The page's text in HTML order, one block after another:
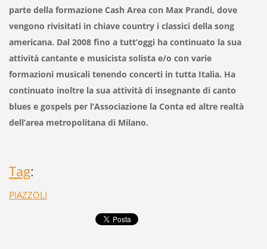
parte della formazione Cash Area con Max Prandi, dove
vengono rivisitati in chiave country i classici della song
americana. Dal 2008 fino a tutt’oggi ha continuato la sua
attività cantante e musicista solista e/o con varie
formazioni musicali tenendo concerti in tutta Italia. Ha
continuato inoltre la sua attività di insegnante di canto
blues e gospels per l’Associazione la Conta ed altre realtà
dell’area metropolitana di Milano.
Tag:
PIAZZOLI